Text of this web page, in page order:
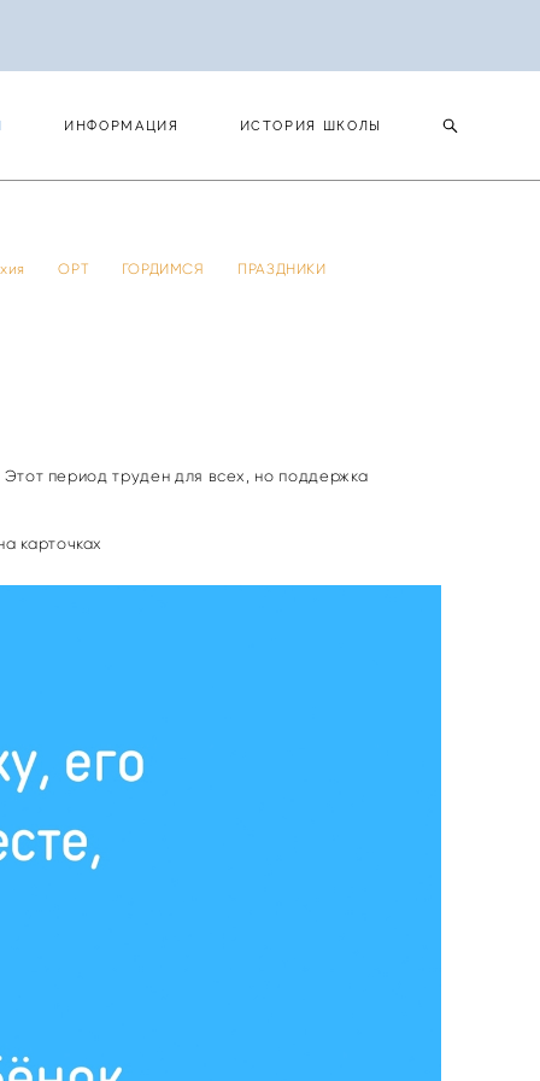
ИНФОРМАЦИЯ ИСТОРИЯ ШКОЛЫ
ОРТ ГОРДИМСЯ ПРАЗДНИКИ
Этот период труден для всех, но поддержка
карточках